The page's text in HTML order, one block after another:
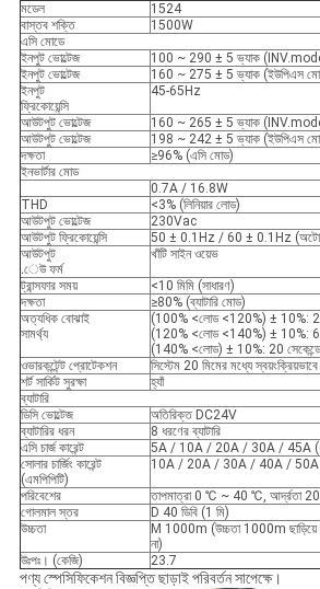
মডেল
1524
বাস্তব শক্তি
1500W
এসি মোডে
ইনপুট ভোল্টেজ
100 ~ 290 ± 5 ভ্যাক
ইনপুট ভোল্টেজ
160 ~ 275 ± 5 ভ্যাক (ইউপিএস
ইনপুট
ফ্রিকোয়েন্সি
45-65Hz
আউটপুট ভোল্টেজ
160 ~ 265 ± 5 ভ্যাক
আউটপুট ভোল্টেজ
198 ~ 242 ± 5 ভ্যাক (ইউপিএস
দক্ষতা
≥96% (এসি মোড)
ইনভার্টার মোড
0.7A / 16.8W
THD
<3% (লিনিয়ার লোড)
আউটপুট ভোল্টেজ
230Vac
আউটপুট ফ্রিকোয়েন্সি
50 ± 0.1Hz / 60 ± 0.1Hz (অটো
আউটপুট
.েউ ফর্ম
খাঁটি সাইন ওয়েভ
ট্রান্সফার সময়
<10 মিমি (সাধারণ)
দক্ষতা
≥80% (ব্যাটারি মোড)
অত্যধিক বোঝাই
সামর্থ্য
(100% <লোড <120%) ± 10%: 2
(120% <লোড <140%) ± 10%: 60
(140% <লোড) ± 10%: 20 সেকেন্ডে
ওভারকন্টেন্ট প্রোটেকশন
সিস্টেম 20 মিমের মধ্যে
শর্ট সার্কিট সুরক্ষা
হ্যাঁ
ব্যাটারি
ডিসি ভোল্টেজ
অতিরিক্ত DC24V
ব্যাটারির ধরন
8 ধরণের ব্যাটারি
এসি চার্জ কারেন্ট
5A / 10A / 20A / 30A / 45A
সোলার চার্জিং কারেন্ট
(এমপিপিটি)
10A / 20A / 30A / 40A /
পরিবেশের
তাপমাত্রা 0 ℃ ~ 40 ℃, আর্দ্রতা
গোলমাল স্তর
D 40 ডিবি (1 মি)
উচ্চতা
M 1000m (উচ্চতা 1000m ছাড়িয়ে
না)
উঃপঃ। (কেজি)
23.7
পণ্য স্পেসিফিকেশন বিজ্ঞপ্তি ছাড়াই পরিবর্তন সাপেক্ষে।